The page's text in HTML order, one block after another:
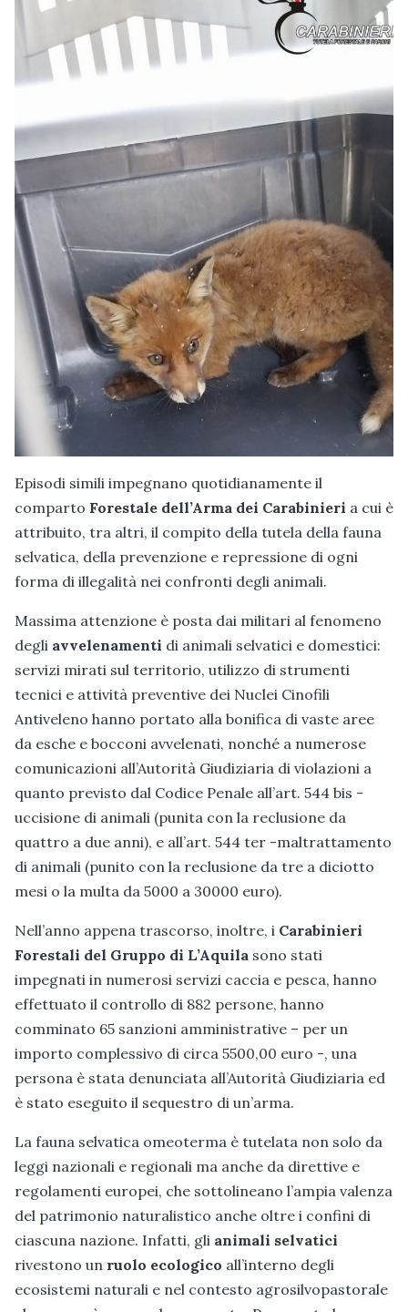
Episodi simili impegnano quotidianamente il
comparto Forestale dell’Arma dei Carabinieri a cui è
attribuito, tra altri, il compito della tutela della fauna
selvatica, della prevenzione e repressione di ogni
forma di illegalità nei confronti degli animali.
Massima attenzione è posta dai militari al fenomeno
degli avvelenamenti di animali selvatici e domestici:
servizi mirati sul territorio, utilizzo di strumenti
tecnici e attività preventive dei Nuclei Cinofili
Antiveleno hanno portato alla bonifica di vaste aree
da esche e bocconi avvelenati, nonché a numerose
comunicazioni all’Autorità Giudiziaria di violazioni a
quanto previsto dal Codice Penale all’art. 544 bis -
uccisione di animali (punita con la reclusione da
quattro a due anni), e all’art. 544 ter -maltrattamento
di animali (punito con la reclusione da tre a diciotto
mesi o la multa da 5000 a 30000 euro).
Nell’anno appena trascorso, inoltre, i Carabinieri
Forestali del Gruppo di L’Aquila sono stati
impegnati in numerosi servizi caccia e pesca, hanno
effettuato il controllo di 882 persone, hanno
comminato 65 sanzioni amministrative – per un
importo complessivo di circa 5500,00 euro -, una
persona è stata denunciata all’Autorità Giudiziaria ed
è stato eseguito il sequestro di un’arma.
La fauna selvatica omeoterma è tutelata non solo da
leggi nazionali e regionali ma anche da direttive e
regolamenti europei, che sottolineano l’ampia valenza
del patrimonio naturalistico anche oltre i confini di
ciascuna nazione. Infatti, gli animali selvatici
rivestono un ruolo ecologico all’interno degli
ecosistemi naturali e nel contesto agrosilvopastorale